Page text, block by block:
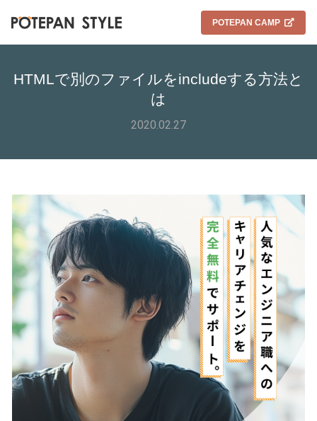
POTEPAN CAMP
HTMLで別のファイルをincludeする方法と
は
2020.02.27